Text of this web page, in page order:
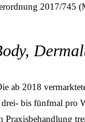
2017/745
ab 2018
bis fünfmal